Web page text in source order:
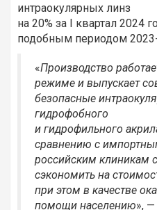
интраокулярных линз
на 20% за I квартал 2024
подобным периодом
«Производство
режиме и выпускает
безопасные
гидрофобного
и гидрофильного
сравнению с
российским клиникам
сэкономить на
при этом в качестве
помощи населению»,